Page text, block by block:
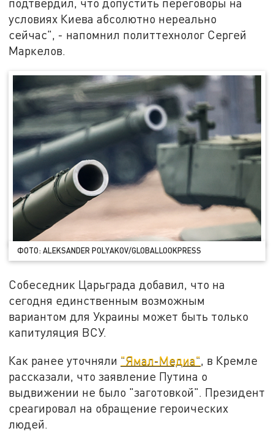
подтвердил, что допустить переговоры на
условиях Киева абсолютно нереально
сейчас", - напомнил политтехнолог Сергей
Маркелов.
ФОТО: ALEKSANDER POLYAKOV/GLOBALLOOKPRESS
Собеседник Царьграда добавил, что на
сегодня единственным возможным
вариантом для Украины может быть только
капитуляция ВСУ.
Как ранее уточняли "Ямал-Медиа", в Кремле
рассказали, что заявление Путина о
выдвижении не было "заготовкой". Президент
среагировал на обращение героических
людей.